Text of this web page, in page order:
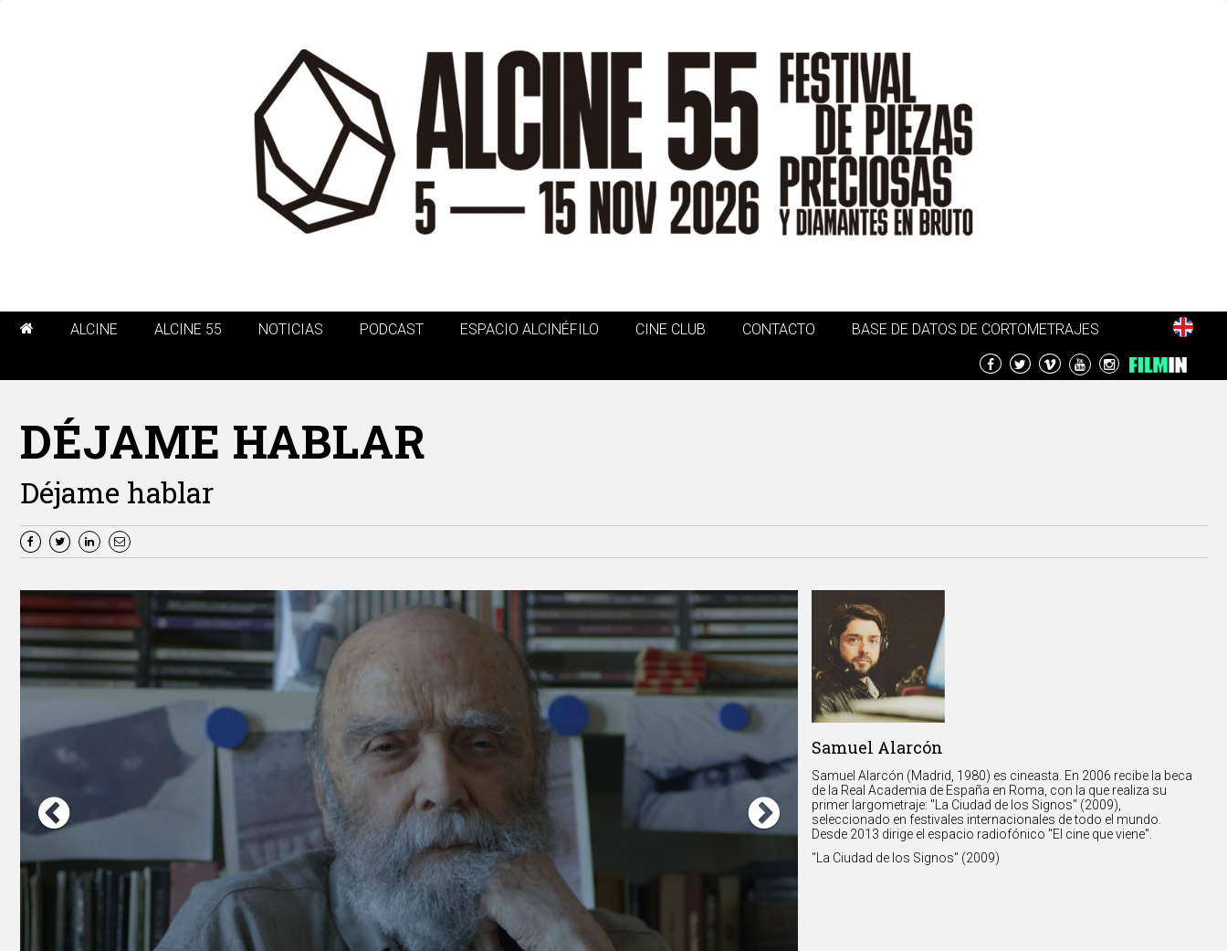
ALCINE ALCINE 55 NOTICIAS PODCAST ESPACIO ALCINÉFILO CINE CLUB CONTACTO BASE DE DATOS DE CORTOMETRAJES
DÉJAME HABLAR
Déjame hablar
Samuel Alarcón
Samuel Alarcón (Madrid, 1980) es cineasta. En 2006 recibe la beca
de la Real Academia de España en Roma, con la que realiza su
primer largometraje: "La Ciudad de los Signos" (2009),
seleccionado en festivales internacionales de todo el mundo.
Desde 2013 dirige el espacio radiofónico "El cine que viene".
"La Ciudad de los Signos" (2009)